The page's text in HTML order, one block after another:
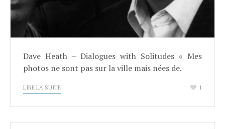
Dave Heath – Dialogues with Solitudes « Mes
photos ne sont pas sur la ville mais nées de.
LIRE LA SUITE 1